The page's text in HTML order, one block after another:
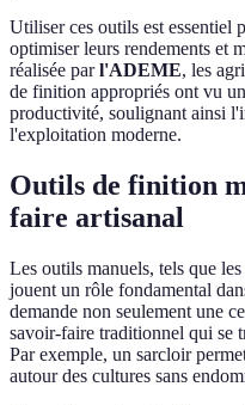
Utiliser ces outils est essentiel
optimiser leurs rendements et
réalisée parl'ADEME, les
de finition appropriés ont vu
productivité, soulignant ainsi
l'exploitation moderne.
Outils de finition
faire artisanal
Les outils manuels, tels que
jouent un rôle fondamental
demande non seulement une
savoir-faire traditionnel qui se
Par exemple, un sarcloir
autour des cultures sans